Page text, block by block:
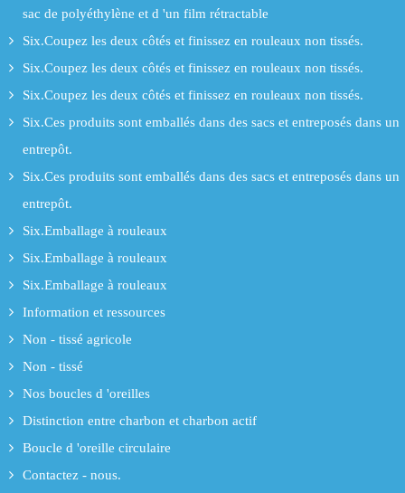
sac de polyéthylène et d 'un film rétractable
Six.Coupez les deux côtés et finissez en rouleaux non tissés.
Six.Coupez les deux côtés et finissez en rouleaux non tissés.
Six.Coupez les deux côtés et finissez en rouleaux non tissés.
Six.Ces produits sont emballés dans des sacs et entreposés dans un
entrepôt.
Six.Ces produits sont emballés dans des sacs et entreposés dans un
entrepôt.
Six.Emballage à rouleaux
Six.Emballage à rouleaux
Six.Emballage à rouleaux
Information et ressources
Non - tissé agricole
Non - tissé
Nos boucles d 'oreilles
Distinction entre charbon et charbon actif
Boucle d 'oreille circulaire
Contactez - nous.